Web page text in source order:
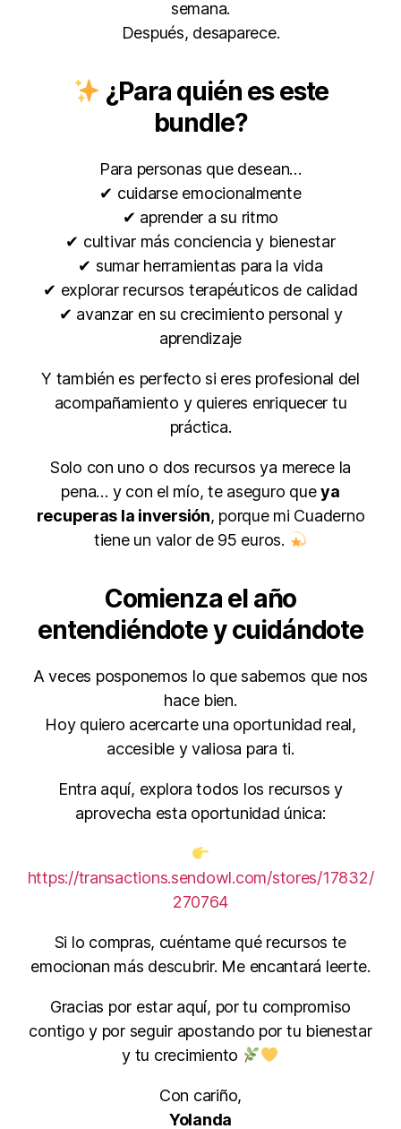
semana.
Después, desaparece.
¿Para quién es este
bundle?
Para personas que desean…
✔ cuidarse emocionalmente
✔ aprender a su ritmo
✔ cultivar más conciencia y bienestar
✔ sumar herramientas para la vida
✔ explorar recursos terapéuticos de calidad
✔ avanzar en su crecimiento personal y
aprendizaje
Y también es perfecto si eres profesional del
acompañamiento y quieres enriquecer tu
práctica.
Solo con uno o dos recursos ya merece la
pena… y con el mío, te aseguro queya
recuperas la inversión, porque mi Cuaderno
tiene un valor de 95 euros.
Comienza el año
entendiéndote y cuidándote
A veces posponemos lo que sabemos que nos
hace bien.
Hoy quiero acercarte una oportunidad real,
accesible y valiosa para ti.
Entra aquí, explora todos los recursos y
aprovecha esta oportunidad única:
https://transactions.sendowl.com/stores/17832/
270764
Si lo compras, cuéntame qué recursos te
emocionan más descubrir. Me encantará leerte.
Gracias por estar aquí, por tu compromiso
contigo y por seguir apostando por tu bienestar
y tu crecimiento
Con cariño,
Yolanda